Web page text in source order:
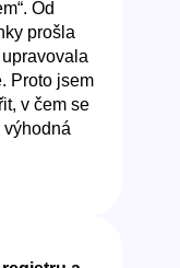
Od
prošla
Proto jsem
v čem se